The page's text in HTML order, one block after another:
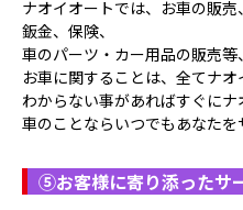
ナオイオートでは、お車の販売
鈑金、保険、
車のパーツ・カー用品の販売等
お車に関することは、全てナオ
わからない事があればすぐにナ
車のことならいつでもあなたを
⑤お客様に寄り添ったサ